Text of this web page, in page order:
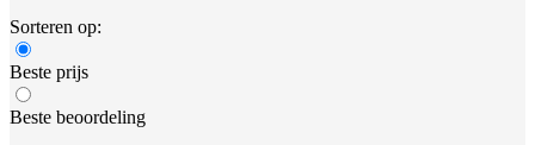
Sorteren op:
Beste prijs
Beste beoordeling